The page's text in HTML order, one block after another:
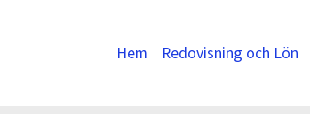
Hem Redovisning och Lön